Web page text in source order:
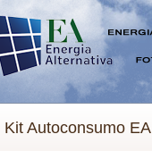
Kit Autoconsumo EA